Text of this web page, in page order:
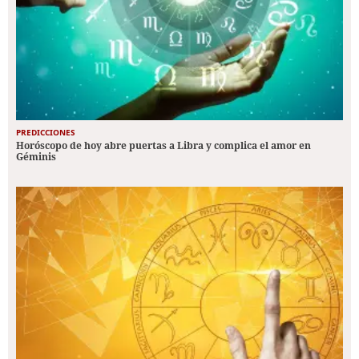
PREDICCIONES
Horóscopo de hoy abre puertas a Libra y complica el amor en
Géminis